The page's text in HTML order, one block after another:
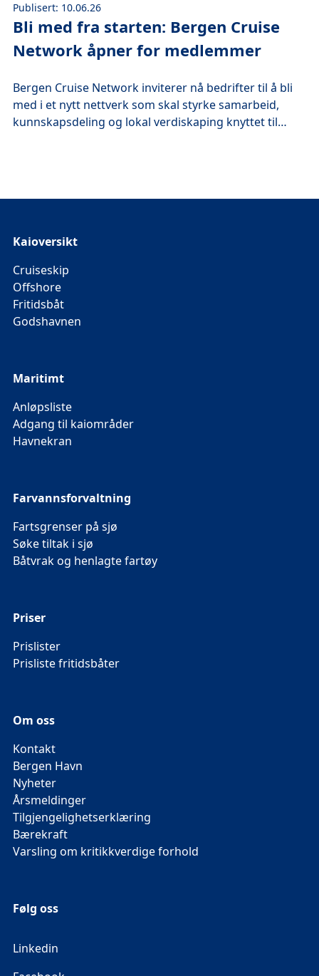
Publisert: 10.06.26
Bli med fra starten: Bergen Cruise
Network åpner for medlemmer
Bergen Cruise Network inviterer nå bedrifter til å bli
med i et nytt nettverk som skal styrke samarbeid,
kunnskapsdeling og lokal verdiskaping knyttet til
Kaioversikt
Cruiseskip
Offshore
Fritidsbåt
Godshavnen
Maritimt
Anløpsliste
Adgang til kaiområder
Havnekran
Farvannsforvaltning
Fartsgrenser på sjø
Søke tiltak i sjø
Båtvrak og henlagte fartøy
Priser
Prislister
Prisliste fritidsbåter
Om oss
Kontakt
Bergen Havn
Nyheter
Årsmeldinger
Tilgjengelighetserklæring
Bærekraft
Varsling om kritikkverdige forhold
Følg oss
Linkedin